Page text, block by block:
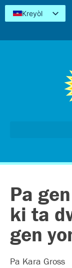
Kreyòl
Español
Pa
ki ta
gen
Pa Kara Gross